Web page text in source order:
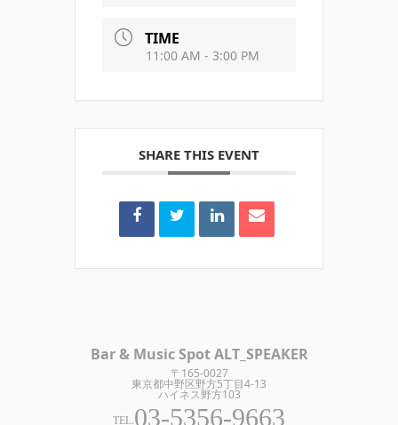
TIME
11:00 AM - 3:00 PM
SHARE THIS EVENT
Bar & Music Spot ALT_SPEAKER
〒165-0027
東京都中野区野方5丁目4-13
ハイネス野方103
TEL.03-5356-9663